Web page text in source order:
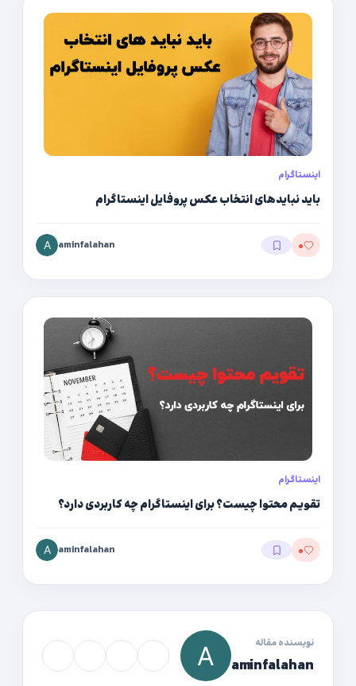
اینستاگرام
باید نبایدهای انتخاب عکس پروفایل اینستاگرام
aminfalahan ۰
اینستاگرام
تقویم محتوا چیست؟ برای اینستاگرام چه کاربردی دارد؟
aminfalahan ۰
نویسنده مقاله
aminfalahan